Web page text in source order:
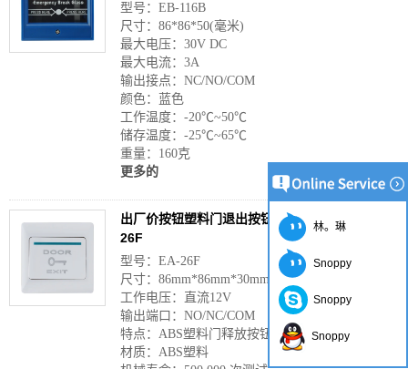
型号：EB-116B
尺寸：86*86*50(毫米)
最大电压：30V DC
最大电流：3A
输出接点：NC/NO/COM
颜色：蓝色
工作温度：-20℃~50℃
储存温度：-25℃~65℃
重量：160克
更多的
出厂价按钮塑料门退出按钮门禁门释放按钮 EA-
26F
型号：EA-26F
尺寸：86mm*86mm*30mm
工作电压：直流12V
输出端口：NO/NC/COM
特点：ABS塑料门释放按钮
材质：ABS塑料
林。琳
Snoppy
Snoppy
Snoppy